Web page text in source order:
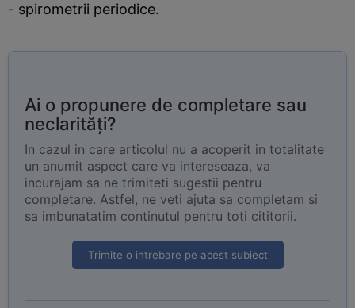
- spirometrii periodice.
Ai o propunere de completare sau
neclarități?
In cazul in care articolul nu a acoperit in totalitate
un anumit aspect care va intereseaza, va
incurajam sa ne trimiteti sugestii pentru
completare. Astfel, ne veti ajuta sa completam si
sa imbunatatim continutul pentru toti cititorii.
Trimite o intrebare pe acest subiect